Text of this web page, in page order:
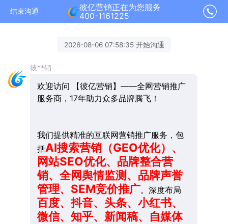
结束沟通
彼亿营销正在为您服务
400-1161225
2026-08-06 07:58:35 开始沟通
彼**销
欢迎访问 【彼亿营销】——全网营销推广
服务商，17年助力众多品牌腾飞！
我们提供精准的互联网营销推广服务，包
括AI搜索营销（GEO优化）、
网站SEO优化、品牌整合营
销、全网舆情监测、品牌声誉
管理、SEM竞价推广。深度布局
百度、抖音、头条、小红书、
微信、知乎、新闻稿、自媒体